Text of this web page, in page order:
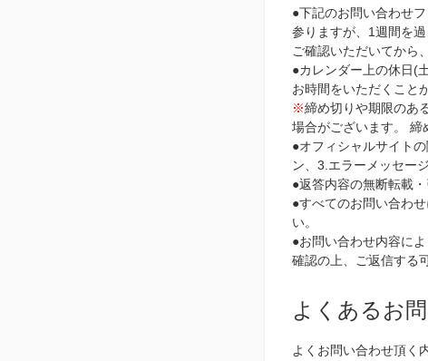
●下記のお問い合わせ
参りますが、1週間を
ご確認いただいてから
●カレンダー上の休日(
お時間をいただくこと
※締め切りや期限のあ
場合がございます。 締
●オフィシャルサイト
ン、3.エラーメッセー
●返答内容の無断転載
●すべてのお問い合わ
い。
●お問い合わせ内容に
確認の上、ご返信する
よくあるお
よくお問い合わせ頂く